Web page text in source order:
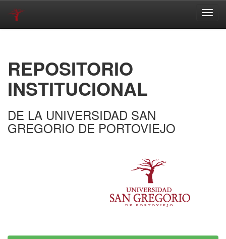
REPOSITORIO
INSTITUCIONAL
DE LA UNIVERSIDAD SAN
GREGORIO DE PORTOVIEJO